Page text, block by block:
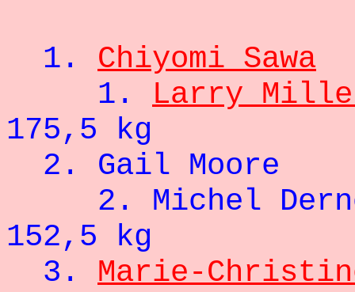
1. Chiyomi Sawa
1. Larry
175,5 kg
2. Gail
2. Michel
152,5 kg
3. Marie-